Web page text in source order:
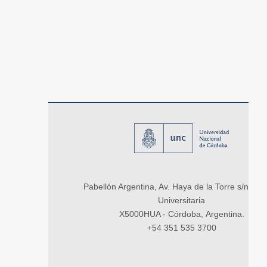
Pabellón Argentina, Av. Haya de la Torre s/n,
Universitaria
X5000HUA - Córdoba, Argentina.
+54 351 535 3700